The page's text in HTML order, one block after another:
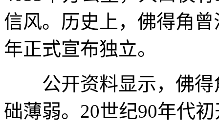
信风。历史上，佛得角
年正式宣布独立。
公开资料显示，佛得
础薄弱。20世纪90年代